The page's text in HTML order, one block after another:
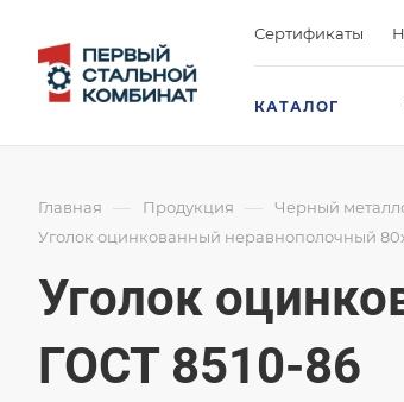
Сертификаты
КАТАЛОГ
Главная — Продукция — Черный
Уголок оцинкованный неравнополочный
Уголок
ГОСТ 8510-86